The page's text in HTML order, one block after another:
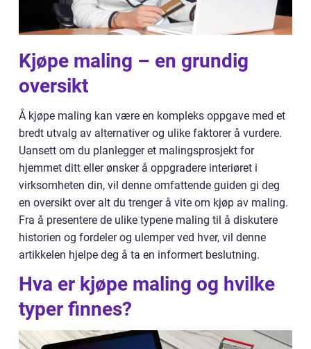
Kjøpe maling – en grundig
oversikt
Å kjøpe maling kan være en kompleks oppgave med et
bredt utvalg av alternativer og ulike faktorer å vurdere.
Uansett om du planlegger et malingsprosjekt for
hjemmet ditt eller ønsker å oppgradere interiøret i
virksomheten din, vil denne omfattende guiden gi deg
en oversikt over alt du trenger å vite om kjøp av maling.
Fra å presentere de ulike typene maling til å diskutere
historien og fordeler og ulemper ved hver, vil denne
artikkelen hjelpe deg å ta en informert beslutning.
Hva er kjøpe maling og hvilke
typer finnes?